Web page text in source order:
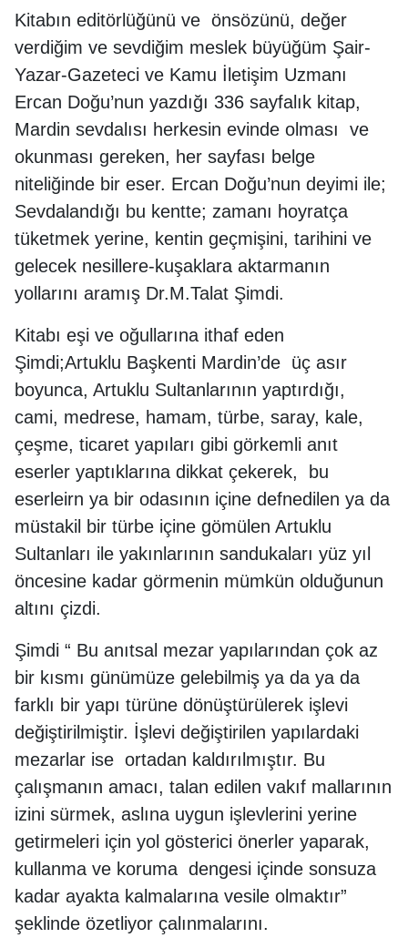
Kitabın editörlüğünü ve önsözünü, değer
verdiğim ve sevdiğim meslek büyüğüm Şair-
Yazar-Gazeteci ve Kamu İletişim Uzmanı
Ercan Doğu’nun yazdığı 336 sayfalık kitap,
Mardin sevdalısı herkesin evinde olması ve
okunması gereken, her sayfası belge
niteliğinde bir eser. Ercan Doğu’nun deyimi ile;
Sevdalandığı bu kentte; zamanı hoyratça
tüketmek yerine, kentin geçmişini, tarihini ve
gelecek nesillere-kuşaklara aktarmanın
yollarını aramış Dr.M.Talat Şimdi.
Kitabı eşi ve oğullarına ithaf eden
Şimdi;Artuklu Başkenti Mardin’de üç asır
boyunca, Artuklu Sultanlarının yaptırdığı,
cami, medrese, hamam, türbe, saray, kale,
çeşme, ticaret yapıları gibi görkemli anıt
eserler yaptıklarına dikkat çekerek, bu
eserleirn ya bir odasının içine defnedilen ya da
müstakil bir türbe içine gömülen Artuklu
Sultanları ile yakınlarının sandukaları yüz yıl
öncesine kadar görmenin mümkün olduğunun
altını çizdi.
Şimdi “ Bu anıtsal mezar yapılarından çok az
bir kısmı günümüze gelebilmiş ya da ya da
farklı bir yapı türüne dönüştürülerek işlevi
değiştirilmiştir. İşlevi değiştirilen yapılardaki
mezarlar ise ortadan kaldırılmıştır. Bu
çalışmanın amacı, talan edilen vakıf mallarının
izini sürmek, aslına uygun işlevlerini yerine
getirmeleri için yol gösterici önerler yaparak,
kullanma ve koruma dengesi içinde sonsuza
kadar ayakta kalmalarına vesile olmaktır”
şeklinde özetliyor çalınmalarını.